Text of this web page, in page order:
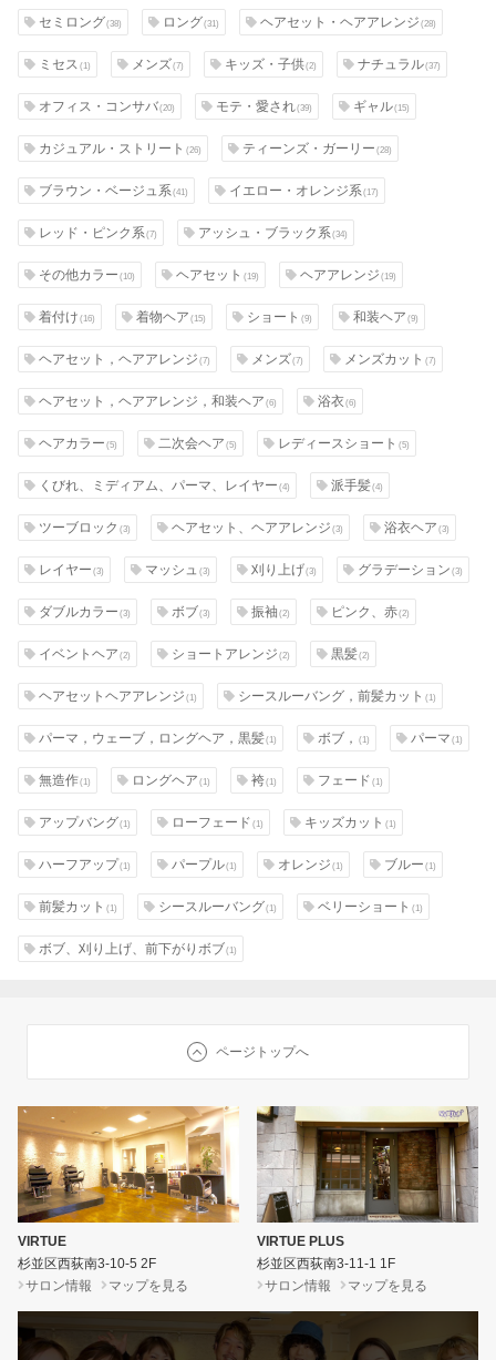
セミロング(38) ロング(31) ヘアセット・ヘアアレンジ(28)
ミセス(1) メンズ(7) キッズ・子供(2) ナチュラル(37)
オフィス・コンサバ(20) モテ・愛され(39) ギャル(15)
カジュアル・ストリート(26) ティーンズ・ガーリー(28)
ブラウン・ベージュ系(41) イエロー・オレンジ系(17)
レッド・ピンク系(7) アッシュ・ブラック系(34)
その他カラー(10) ヘアセット(19) ヘアアレンジ(19)
着付け(16) 着物ヘア(15) ショート(9) 和装ヘア(9)
ヘアセット，ヘアアレンジ(7) メンズ(7) メンズカット(7)
ヘアセット，ヘアアレンジ，和装ヘア(6) 浴衣(6)
ヘアカラー(5) 二次会ヘア(5) レディースショート(5)
くびれ、ミディアム、パーマ、レイヤー(4) 派手髪(4)
ツーブロック(3) ヘアセット、ヘアアレンジ(3) 浴衣ヘア(3)
レイヤー(3) マッシュ(3) 刈り上げ(3) グラデーション(3)
ダブルカラー(3) ボブ(3) 振袖(2) ピンク、赤(2)
イベントヘア(2) ショートアレンジ(2) 黒髪(2)
ヘアセットヘアアレンジ(1) シースルーバング，前髪カット(1)
パーマ，ウェーブ，ロングヘア，黒髪(1) ボブ，(1) パーマ(1)
無造作(1) ロングヘア(1) 袴(1) フェード(1)
アップバング(1) ローフェード(1) キッズカット(1)
ハーフアップ(1) パープル(1) オレンジ(1) ブルー(1)
前髪カット(1) シースルーバング(1) ベリーショート(1)
ボブ、刈り上げ、前下がりボブ(1)
ページトップへ
VIRTUE
杉並区西荻南3-10-5 2F
サロン情報
マップを見る
VIRTUE PLUS
杉並区西荻南3-11-1 1F
サロン情報
マップを見る